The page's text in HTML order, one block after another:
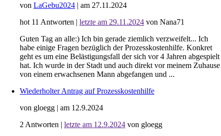
von LaGebu2024 | am 27.11.2024
hot 11 Antworten | letzte am 29.11.2024 von Nana71
Guten Tag an alle:) Ich bin gerade ziemlich verzweifelt... Ich
habe einige Fragen bezüglich der Prozesskostenhilfe. Konkret
geht es um eine Belästigungsfall der sich vor 4 Jahren abgespielt
hat. Ich wurde in der Stadt und auch direkt vor meinem Zuhause
von einem erwachsenen Mann abgefangen und ...
Wiederholter Antrag auf Prozesskostenhilfe
von gloegg | am 12.9.2024
2 Antworten | letzte am 12.9.2024 von gloegg